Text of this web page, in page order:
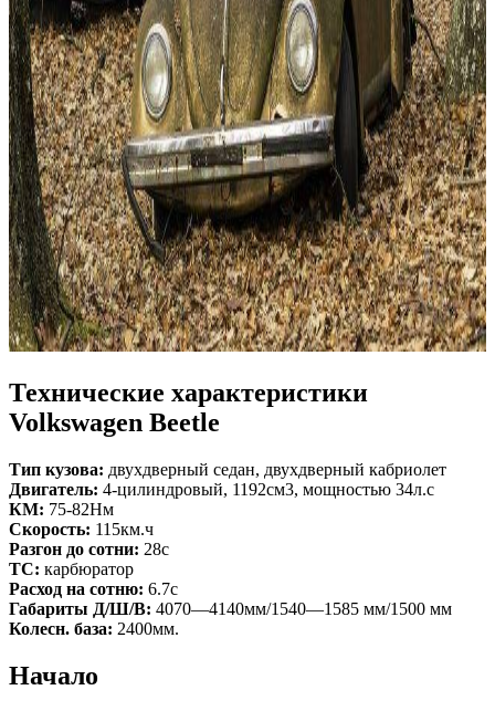
Технические характеристики
Volkswagen Beetle
Тип кузова: двухдверный седан, двухдверный кабриолет
Двигатель: 4-цилиндровый, 1192см3, мощностью 34л.с
КМ: 75-82Нм
Скорость: 115км.ч
Разгон до сотни: 28с
ТС: карбюратор
Расход на сотню: 6.7с
Габариты Д/Ш/В: 4070—4140мм/1540—1585 мм/1500 мм
Колесн. база: 2400мм.
Начало